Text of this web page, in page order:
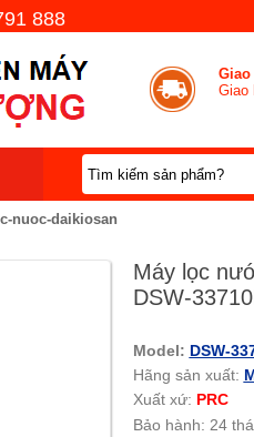
888
Giao
Giao
nuoc-daikiosan
Máy lọc
DSW-
Model: DSW-
Hãng sản xuất:
Xuất xứ: PRC
Bảo hành: 24